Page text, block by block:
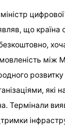
що країна
між
які
Термінали